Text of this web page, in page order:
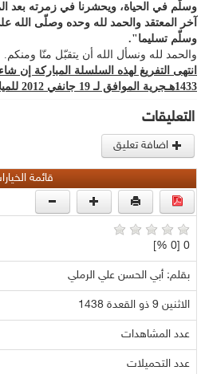
وسلّم في الحياة، ويحشرنا في زمرته بعد
آخر المعتقد والحمد لله وحده وصلّى
وسلّم تسليما".
والحمد لله ونسأل الله أن يتقبّل منّا ومنكم.
1433هـجرية الموافق لـ 19 جانفي 2012 للميلاد .
التعليقات
اضافة تعليق
قائمة
0 [0 %]
بقلم: أبي الحسن علي الرملي
الاثنين 9 ذو القعدة 1438
عدد المشاهدات
عدد التحميلات